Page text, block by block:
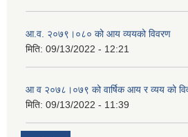
आ.व. २०७९।०८० को आय व्ययको विवरण
मिति: 09/13/2022 - 12:21
आ‍ व २०७८।०७९ को वार्षिक आय र व्यय को
मिति: 09/13/2022 - 11:39